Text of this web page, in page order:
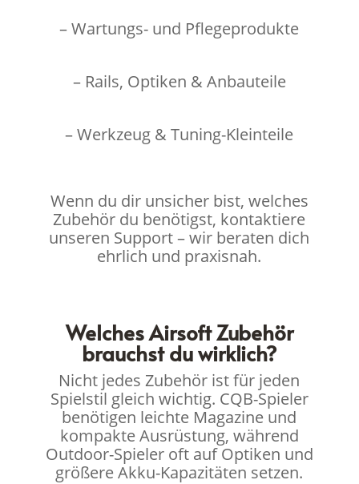
– Wartungs- und Pflegeprodukte
– Rails, Optiken & Anbauteile
– Werkzeug & Tuning-Kleinteile
Wenn du dir unsicher bist, welches
Zubehör du benötigst, kontaktiere
unseren Support – wir beraten dich
ehrlich und praxisnah.
Welches Airsoft Zubehör
brauchst du wirklich?
Nicht jedes Zubehör ist für jeden
Spielstil gleich wichtig. CQB-Spieler
benötigen leichte Magazine und
kompakte Ausrüstung, während
Outdoor-Spieler oft auf Optiken und
größere Akku-Kapazitäten setzen.